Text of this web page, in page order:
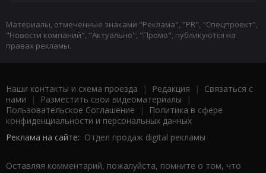
Материалы, отмеченные знаками "Реклама", "PR", "Спецпроект",
"Новости компаний", "Актуально", "Промо", публикуются на
правах рекламы.
Наши контакты и схема проезда | Редакция | Связаться с
нами | Разместить свои видеоматериалы |
Пользовательское Соглашение |
Политика в сфере
конфиденциальности и персональных данных
Реклама на сайте: Отдел продаж digital рекламы
Оставляя комментарий, пожалуйста, помните о том, что